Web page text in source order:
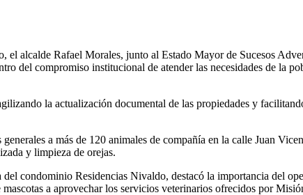
alcalde Rafael Morales, junto al Estado Mayor de Sucesos
del compromiso institucional de atender las necesidades de la
la actualización documental de las propiedades y
a más de 120 animales de compañía en la calle Juan
y limpieza de orejas.
condominio Residencias Nivaldo, destacó la importancia del
a aprovechar los servicios veterinarios ofrecidos por